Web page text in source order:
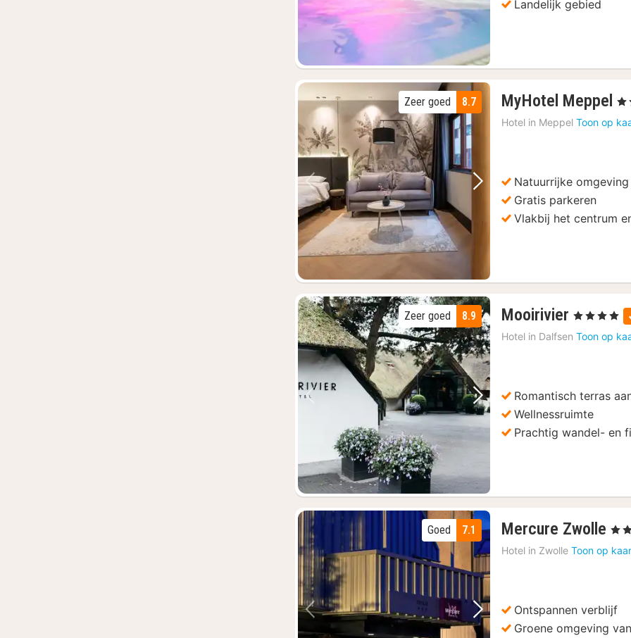
Landelijk gebied
Vorige foto Volgende foto
8.7
Zeer goed MyHotel Meppel 1
, 4
Hotel in Meppel Toon op
Natuurrijke omgeving
Gratis parkeren
Vlakbij het centrum
Vorige foto Volgende foto
8.9
Zeer goed Mooirivier 1
nacht
vanaf
, 4 Sterren
Hotel in Dalfsen Toon op
Romantisch terras
Wellnessruimte
Prachtig wandel- en
Vorige foto Volgende foto
7.1
Goed Mercure Zwolle 1
, 4
Hotel in Zwolle Toon op
Ontspannen verblijf
Groene omgeving